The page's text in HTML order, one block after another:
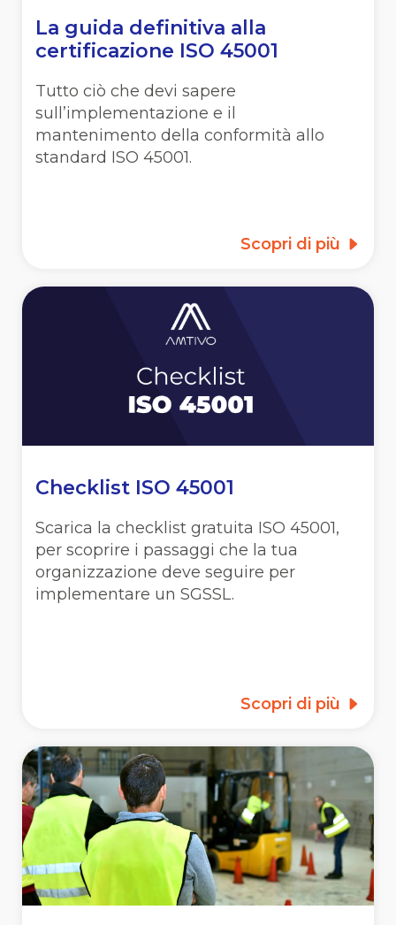
La guida definitiva alla
certificazione ISO 45001
Tutto ciò che devi sapere
sull’implementazione e il
mantenimento della conformità allo
standard ISO 45001.
Scopri di più
Checklist ISO 45001
Scarica la checklist gratuita ISO 45001,
per scoprire i passaggi che la tua
organizzazione deve seguire per
implementare un SGSSL.
Scopri di più